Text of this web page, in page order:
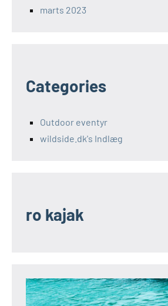
marts 2023
Categories
Outdoor eventyr
wildside.dk's Indlæg
ro kajak